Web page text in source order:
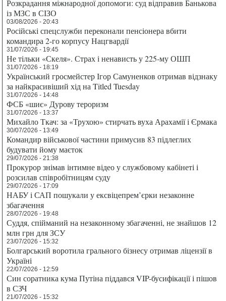
Розкрадання міжнародної допомоги: суд відправив Банькова
із МЗС в СІЗО
03/08/2026 - 20:43
Російські спецслужби переконали пенсіонера вбити
командира 2-го корпусу Нацгвардії
31/07/2026 - 19:45
Не тільки «Скеля». Страх і ненависть у 225-му ОШП
31/07/2026 - 18:19
Український гросмейстер Ігор Самуненков отримав відзнаку
за найкрасивіший хід на Titled Tuesday
31/07/2026 - 14:48
ФСБ «шиє» Дурову тероризм
31/07/2026 - 13:37
Михайло Ткач: за «Трухою» стирчать вуха Арахамії і Єрмака
30/07/2026 - 13:49
Командир військової частини примусив 83 підлеглих
будувати йому маєток
29/07/2026 - 21:38
Прокурор знімав інтимне відео у службовому кабінеті і
розсилав співробітницям суду
29/07/2026 - 17:09
НАБУ і САП пошукали у ексвіцепрем’єрки незаконне
збагачення
28/07/2026 - 19:48
Суддя, спійманий на незаконному збагаченні, не знайшов 12
млн грн для ЗСУ
23/07/2026 - 15:32
Болгарський воротила грального бізнесу отримав ліцензії в
Україні
22/07/2026 - 12:59
Син соратника кума Путіна піддався VIP-бусифікації і пішов
в СЗЧ
21/07/2026 - 15:32